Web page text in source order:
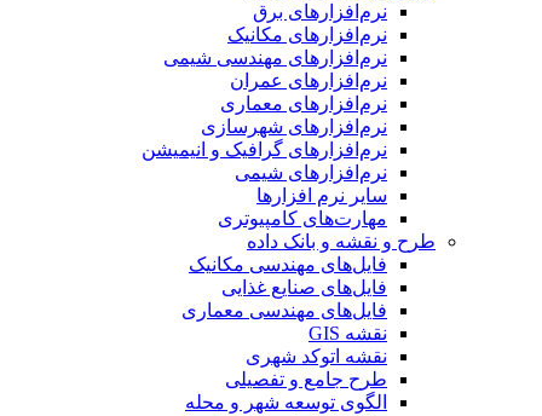
نرم‌افزارهای برق
نرم‌افزارهای مکانیک
نرم‌افزارهای مهندسی شیمی
نرم‌افزارهای عمران
نرم‌افزارهای معماری
نرم‌افزارهای شهرسازی
نرم‌افزارهای گرافیک و انیمیشن
نرم‌افزارهای شیمی
سایر نرم افزارها
مهارت‌های کامپیوتری
طرح و نقشه و بانک داده
فایل‌های مهندسی مکانیک
فایل‌های صنایع غذایی
فایل‌های مهندسی معماری
نقشه GIS
نقشه اتوکد شهری
طرح جامع و تفصیلی
الگوی توسعه شهر و محله